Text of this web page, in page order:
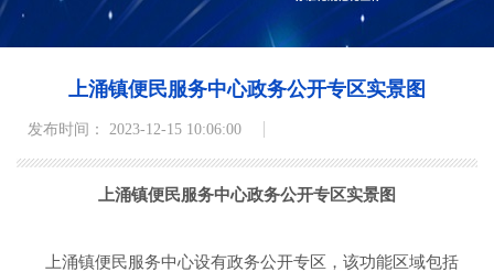
上涌镇便民服务中心政务公开专区实景图
发布时间： 2023-12-15 10:06:00
上涌镇便民服务中心政务公开专区实景图
上涌镇便民服务中心设有政务公开专区，该功能区域包括